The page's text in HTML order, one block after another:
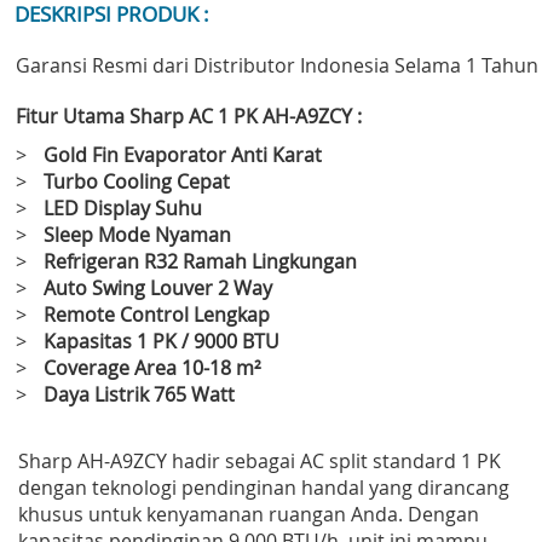
DESKRIPSI PRODUK :
Garansi Resmi dari Distributor Indonesia Selama 1 Tahun
Fitur Utama Sharp AC 1 PK AH-A9ZCY :
>
Gold Fin Evaporator Anti Karat
>
Turbo Cooling Cepat
>
LED Display Suhu
>
Sleep Mode Nyaman
>
Refrigeran R32 Ramah Lingkungan
>
Auto Swing Louver 2 Way
>
Remote Control Lengkap
>
Kapasitas 1 PK / 9000 BTU
>
Coverage Area 10-18 m²
>
Daya Listrik 765 Watt
Sharp AH-A9ZCY hadir sebagai AC split standard 1 PK
dengan teknologi pendinginan handal yang dirancang
khusus untuk kenyamanan ruangan Anda. Dengan